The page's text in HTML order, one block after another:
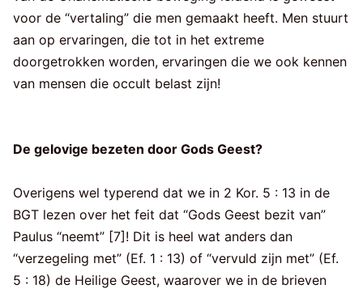
voor de “vertaling” die men gemaakt heeft. Men stuurt
aan op ervaringen, die tot in het extreme
doorgetrokken worden, ervaringen die we ook kennen
van mensen die occult belast zijn!
De gelovige bezeten door Gods Geest?
Overigens wel typerend dat we in 2 Kor. 5 : 13 in de
BGT lezen over het feit dat “Gods Geest bezit van”
Paulus “neemt” [7]! Dit is heel wat anders dan
“verzegeling met” (Ef. 1 : 13) of “vervuld zijn met” (Ef.
5 : 18) de Heilige Geest, waarover we in de brieven